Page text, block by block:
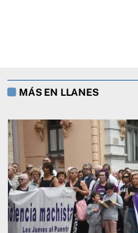
MÁS EN LLANES